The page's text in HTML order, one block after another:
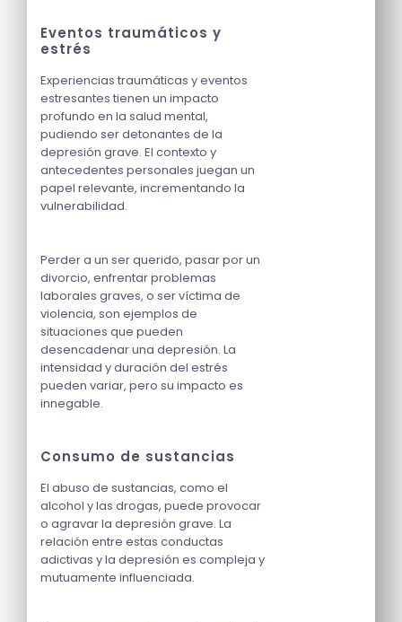
Eventos traumáticos y
estrés
Experiencias traumáticas y eventos
estresantes tienen un impacto
profundo en la salud mental,
pudiendo ser detonantes de la
depresión grave. El contexto y
antecedentes personales juegan un
papel relevante, incrementando la
vulnerabilidad.
Perder a un ser querido, pasar por un
divorcio, enfrentar problemas
laborales graves, o ser víctima de
violencia, son ejemplos de
situaciones que pueden
desencadenar una depresión. La
intensidad y duración del estrés
pueden variar, pero su impacto es
innegable.
Consumo de sustancias
El abuso de sustancias, como el
alcohol y las drogas, puede provocar
o agravar la depresión grave. La
relación entre estas conductas
adictivas y la depresión es compleja y
mutuamente influenciada.